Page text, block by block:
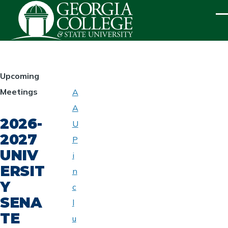
Skip to main content
HOMEPAGE
Upcoming
Meetings
2026-
2027
UNIV
ERSIT
Y
SENA
TE
UNIVERSITY
SENATE
A
A
U
P
i
n
c
l
u